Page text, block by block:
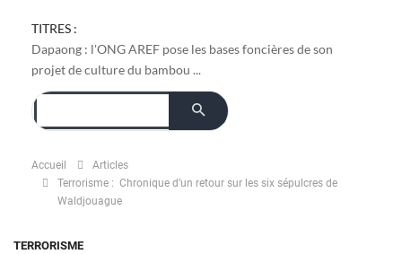
TITRES :
Dapaong : l'ONG AREF pose les bases foncières de son
projet de culture du bambou ...
Accueil
Articles
Terrorisme : Chronique d’un retour sur les six sépulcres de
Waldjouague
TERRORISME